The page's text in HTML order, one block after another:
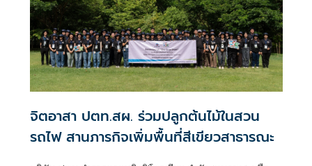
จิตอาสา ปตท.สผ. ร่วมปลูกต้นไม้ในสวน
รถไฟ สานภารกิจเพิ่มพื้นที่สีเขียวสาธารณะ